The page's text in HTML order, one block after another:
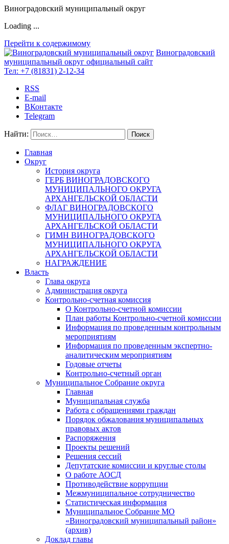
Виноградовский муниципальный округ
Loading ...
Перейти к содержимому
Виноградовский
муниципальный округ официальный сайт
Тел: +7 (81831) 2-12-34
RSS
E-mail
ВКонтакте
Telegram
Найти:
Главная
Округ
История округа
ГЕРБ ВИНОГРАДОВСКОГО
МУНИЦИПАЛЬНОГО ОКРУГА
АРХАНГЕЛЬСКОЙ ОБЛАСТИ
ФЛАГ ВИНОГРАДОВСКОГО
МУНИЦИПАЛЬНОГО ОКРУГА
АРХАНГЕЛЬСКОЙ ОБЛАСТИ
ГИМН ВИНОГРАДОВСКОГО
МУНИЦИПАЛЬНОГО ОКРУГА
АРХАНГЕЛЬСКОЙ ОБЛАСТИ
НАГРАЖДЕНИЕ
Власть
Глава округа
Администрация округа
Контрольно-счетная комиссия
О Контрольно-счетной комиссии
План работы Контрольно-счетной комиссии
Информация по проведенным контрольным
мероприятиям
Информация по проведенным экспертно-
аналитическим мероприятиям
Годовые отчеты
Контрольно-счетный орган
Муниципальное Собрание округа
Главная
Муниципальная служба
Работа с обращениями граждан
Порядок обжалования муниципальных
правовых актов
Распоряжения
Проекты решений
Решения сессий
Депутатские комиссии и круглые столы
О работе АОСД
Противодействие коррупции
Межмуниципальное сотрудничество
Статистическая информация
Муниципальное Собрание МО
«Виноградовский муниципальный район»
(архив)
Доклад главы